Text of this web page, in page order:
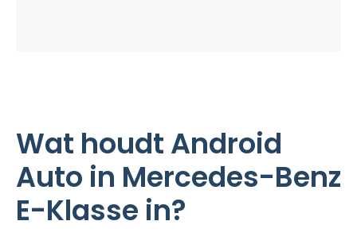
Wat houdt Android
Auto in Mercedes-Benz
E-Klasse in?